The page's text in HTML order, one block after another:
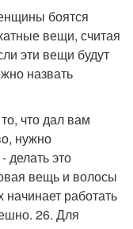
боятся
вещи, считая
эти вещи будут
назвать
что дал вам
нужно
делать это
вещь и волосы
работать
26. Для